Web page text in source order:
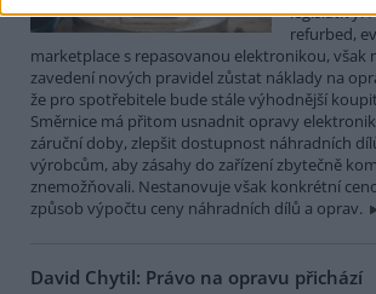
legislativy.
refurbed,
marketplace s repasovanou elektronikou, však
zavedení nových pravidel zůstat náklady na
že pro spotřebitele bude stále výhodnější
Směrnice má přitom usnadnit opravy
záruční doby, zlepšit dostupnost náhradních
výrobcům, aby zásahy do zařízení zbytečně
znemožňovali. Nestanovuje však konkrétní
způsob výpočtu ceny náhradních dílů a oprav.
David Chytil: Právo na opravu přichází